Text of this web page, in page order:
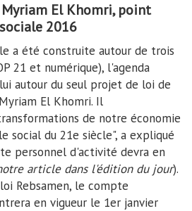
El Khomri, point
2016
a été construite autour de trois
21 et numérique), l'agenda
autour du seul projet de loi de
El Khomri. Il
de notre économie
social du 21e siècle", a expliqué
personnel d'activité devra en
article dans l'édition du jour).
Rebsamen, le compte
en vigueur le 1er janvier